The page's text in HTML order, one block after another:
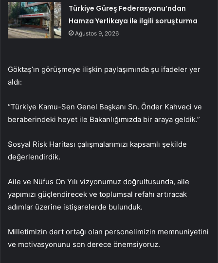
Türkiye Güreş Federasyonu’ndan
Hamza Yerlikaya ile ilgili soruşturma
Ağustos 9, 2026
Göktaş’ın görüşmeye ilişkin paylaşımında şu ifadeler yer
aldı:
“Türkiye Kamu-Sen Genel Başkanı Sn. Önder Kahveci ve
beraberindeki heyet ile Bakanlığımızda bir araya geldik.”
Sosyal Risk Haritası çalışmalarımızı kapsamlı şekilde
değerlendirdik.
Aile ve Nüfus On Yılı vizyonumuz doğrultusunda, aile
yapımızı güçlendirecek ve toplumsal refahı artıracak
adımlar üzerine istişarelerde bulunduk.
Milletimizin dert ortağı olan personelimizin memnuniyetini
ve motivasyonunu son derece önemsiyoruz.